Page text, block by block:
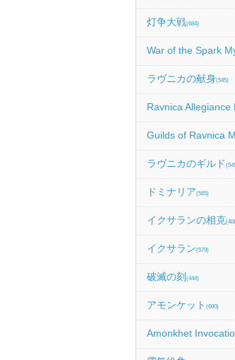
灯争大戦(684)
War of the Spark
ラヴニカの献身(545)
Ravnica Allegiance
Guilds of Ravnica
ラヴニカのギルド
ドミナリア(565)
イクサランの相克
イクサラン(579)
破滅の刻 (444)
アモンケット (600)
Amonkhet